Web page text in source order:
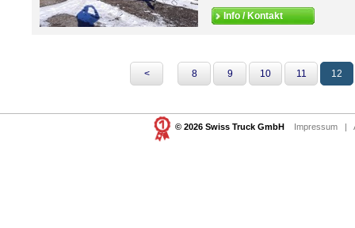
Info / Kontakt
< 8 9 10 11 12
© 2026 Swiss Truck GmbH Impressum |